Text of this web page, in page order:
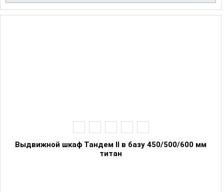
Выдвижной шкаф Тандем II в базу 450/500/600 мм
титан